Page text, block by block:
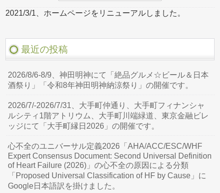
2021/3/1、ホームページをリニューアルしました。
最近の投稿
2026/8/6-8/9、神田明神にて「絶品グルメ☆ビール＆日本
酒祭り」「令和8年神田明神納涼祭り」の開催です。
2026/7/-2026/7/31、大手町仲通り、大手町フィナンシャ
ルシティ1階アトリウム、大手町川端緑道、東京金融ビレ
ッジにて「大手町縁日2026」の開催です。
心不全のユニバーサル定義2026「AHA/ACC/ESC/WHF
Expert Consensus Document: Second Universal Definition
of Heart Failure (2026)」の心不全の原因による分類
「Proposed Universal Classification of HF by Cause」に
Google日本語訳を掛けました。